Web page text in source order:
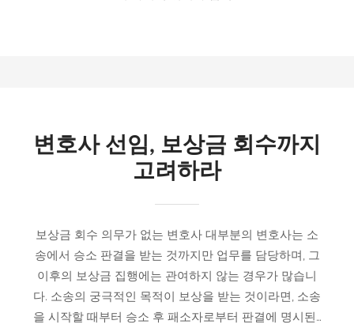
변호사 선임, 보상금 회수까지
고려하라
보상금 회수 의무가 없는 변호사 대부분의 변호사는 소
송에서 승소 판결을 받는 것까지만 업무를 담당하며, 그
이후의 보상금 집행에는 관여하지 않는 경우가 많습니
다. 소송의 궁극적인 목적이 보상을 받는 것이라면, 소송
을 시작할 때부터 승소 후 패소자로부터 판결에 명시된…